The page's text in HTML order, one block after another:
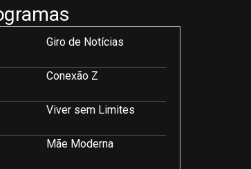
Giro de Notícias
Conexão Z
Viver sem Limites
Mãe Moderna